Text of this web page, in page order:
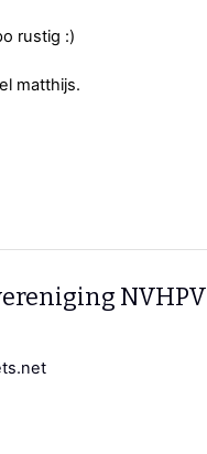
rustig :)
matthijs.
NVHPV